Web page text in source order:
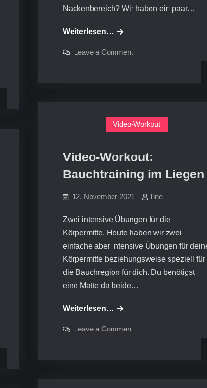
Nackenbereich? Wir haben ein paar…
Weiterlesen… Video-
Entspannte
Leave a Commenton
Video-Workout
Video-Workout:
Bauchtraining im Liegen
12. November 2021 Tine
Zwei intensive Übungen für die
Körpermitte. Heute haben wir zwei
einfache aber intensive Übungen für
Körpermitte beziehungsweise speziell für
die Bauchregion für dich. Du benötigst
eine Matte da beide…
Weiterlesen… Video-
Bauchtraining
Leave a Commenton